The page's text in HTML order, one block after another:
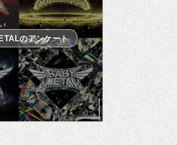
のアンケート